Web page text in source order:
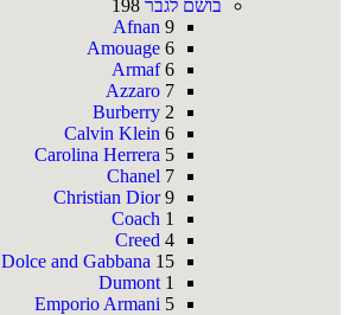
בושם לגבר 198
Afnan 9
Amouage 6
Armaf 6
Azzaro 7
Burberry 2
Calvin Klein 6
Carolina Herrera 5
Chanel 7
Christian Dior 9
Coach 1
Creed 4
Dolce and Gabbana 15
Dumont 1
Emporio Armani 5